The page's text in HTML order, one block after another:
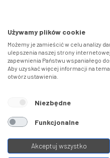
swój bon" na towary z oferty
, w ramach
eBonu uwzględnia fakt
klienta- zgody na otrzymywanie
marketingowe, np. newsletter
wartość eBonu zostanie obniżona
Pamiętaj, że eBony za
SIDI Center, produkty Castelli
Castelli Center.
Używamy plików cookie
Możemy je zamieścić w celu analizy
ulepszenia naszej strony
zapewnienia Państwu wspaniałego
Aby uzyskać więcej informacji na
otwórz ustawienia.
Niezbędne
Funkcjonalne
Akceptuj wszystko